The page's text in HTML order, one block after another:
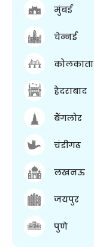
मुंबई
चेन्नई
कोलकाता
हैदराबाद
बैंगलोर
चंडीगढ़
लखनऊ
जयपुर
पुणे